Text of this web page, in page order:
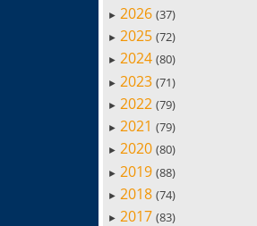
► 2026 (37)
► 2025 (72)
► 2024 (80)
► 2023 (71)
► 2022 (79)
► 2021 (79)
► 2020 (80)
► 2019 (88)
► 2018 (74)
► 2017 (83)